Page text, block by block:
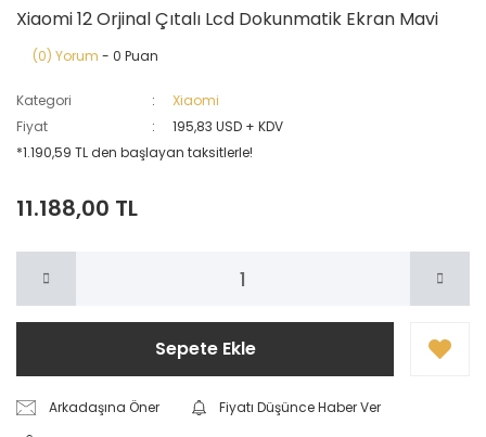
Xiaomi 12 Orjinal Çıtalı Lcd Dokunmatik Ekran Mavi
(0) Yorum - 0 Puan
Kategori
Xiaomi
Fiyat
195,83 USD + KDV
*1.190,59 TL den başlayan taksitlerle!
11.188,00 TL
Sepete Ekle
Arkadaşına Öner
Fiyatı Düşünce Haber Ver